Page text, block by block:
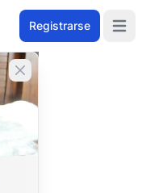
Registrarse
Cerrar banner